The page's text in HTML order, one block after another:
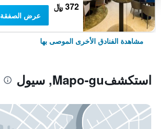
372 ﷼
عرض الصفقة
مشاهدة الفنادق الأخرى الموصى بها
استكشفMapo-gu, سيول